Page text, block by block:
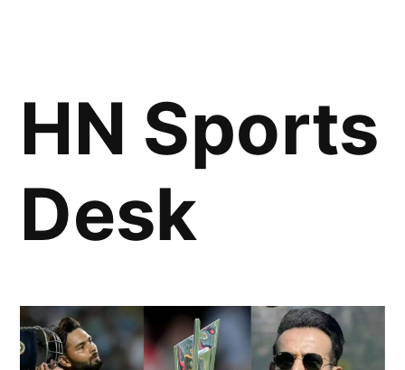
HN Sports
Desk